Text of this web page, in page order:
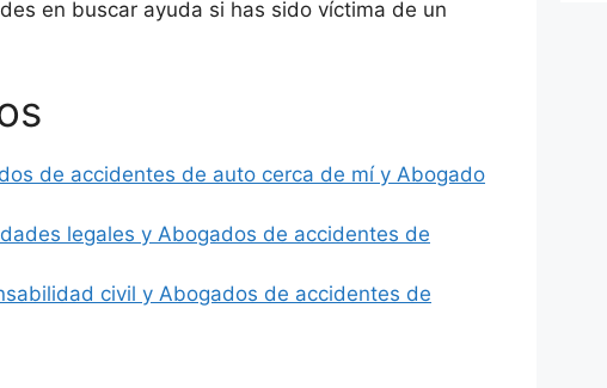
en buscar ayuda si has sido víctima de un
de accidentes de auto cerca de mí y Abogado
legales y Abogados de accidentes de
civil y Abogados de accidentes de